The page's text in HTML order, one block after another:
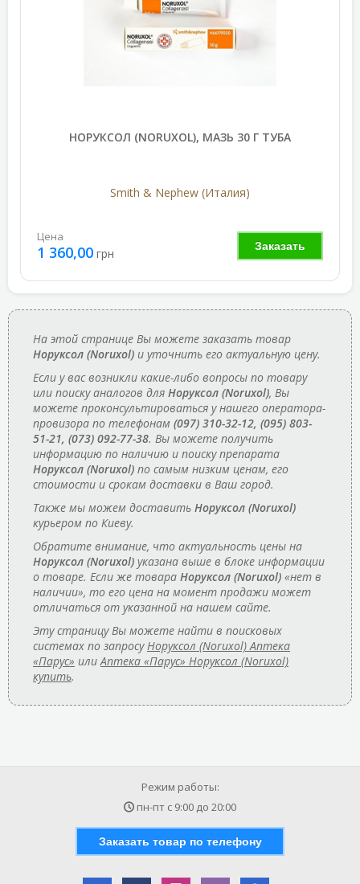
НОРУКСОЛ (NORUXOL), МАЗЬ 30 Г ТУБА
Smith & Nephew (Италия)
Заказать
Цена
1 360,00 грн
На этой странице Вы можете заказать товар
Норуксол (Noruxol) и уточнить его актуальную цену.
Если у вас возникли какие-либо вопросы по товару
или поиску аналогов для Норуксол (Noruxol), Вы
можете проконсультироваться у нашего оператора-
провизора по телефонам (097) 310-32-12, (095) 803-
51-21, (073) 092-77-38. Вы можете получить
информацию по наличию и поиску препарата
Норуксол (Noruxol) по самым низким ценам, его
стоимости и срокам доставки в Ваш город.
Также мы можем доставить Норуксол (Noruxol)
курьером по Киеву.
Обратите внимание, что актуальность цены на
Норуксол (Noruxol) указана выше в блоке информации
о товаре. Если же товара Норуксол (Noruxol) «нет в
наличии», то его цена на момент продажи может
отличаться от указанной на нашем сайте.
Эту страницу Вы можете найти в поисковых
системах по запросуНоруксол (Noruxol) Аптека
«Парус» илиАптека «Парус» Норуксол (Noruxol)
купить.
Режим работы:
пн-пт с 9:00 до 20:00
Заказать товар по телефону